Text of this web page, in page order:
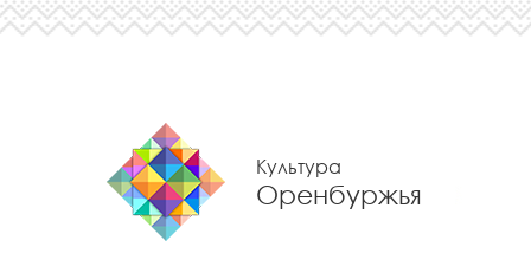
Культура
Оренбуржья